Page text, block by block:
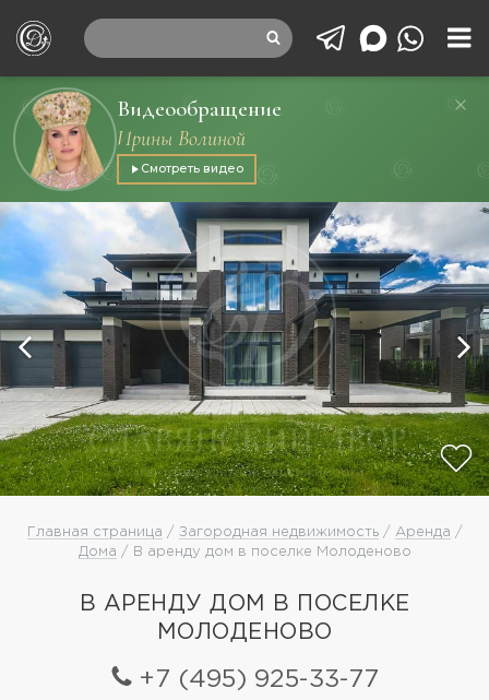
Видеообращение
Ирины Волиной
Смотреть видео
Главная страница / Загородная недвижимость/ Аренда /
Дома / В аренду дом в поселке Молоденово
В АРЕНДУ ДОМ В ПОСЕЛКЕ
МОЛОДЕНОВО
+7 (495) 925-33-77